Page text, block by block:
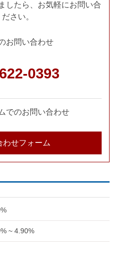
したら、お気軽にお問い合
さい。
お問い合わせ
0393
でのお問い合わせ
わせフォーム
~ 4.90%